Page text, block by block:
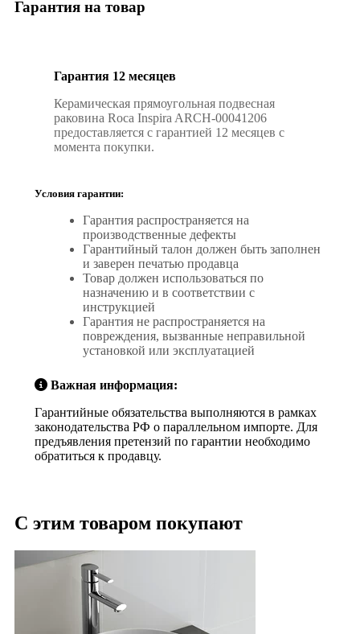
Гарантия на товар
Гарантия 12 месяцев
Керамическая прямоугольная подвесная
раковина Roca Inspira ARCH-00041206
предоставляется с гарантией 12 месяцев с
момента покупки.
Условия гарантии:
Гарантия распространяется на
производственные дефекты
Гарантийный талон должен быть заполнен
и заверен печатью продавца
Товар должен использоваться по
назначению и в соответствии с
инструкцией
Гарантия не распространяется на
повреждения, вызванные неправильной
установкой или эксплуатацией
Важная информация:
Гарантийные обязательства выполняются в рамках
законодательства РФ о параллельном импорте. Для
предъявления претензий по гарантии необходимо
обратиться к продавцу.
С этим товаром покупают